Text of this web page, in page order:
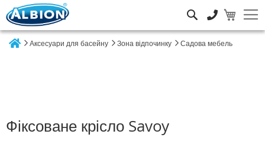
Аксесуари для басейну Зона відпочинку Садова мебель
Фіксоване крісло Savoy